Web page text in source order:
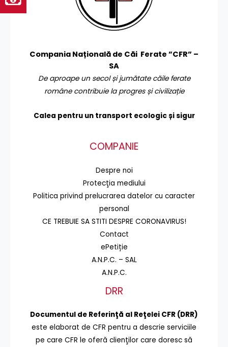
Compania Națională de Căi Ferate ”CFR” –
SA
De aproape un secol și jumătate căile ferate
române contribuie la progres și civilizație
Calea pentru un transport ecologic și sigur
COMPANIE
Despre noi
Protecţia mediului
Politica privind prelucrarea datelor cu caracter
personal
CE TREBUIE SA STITI DESPRE CORONAVIRUS!
Contact
ePetiție
A.N.P.C. – SAL
A.N.P.C.
DRR
Documentul de Referinţă al Reţelei CFR (DRR)
este elaborat de CFR pentru a descrie serviciile
pe care CFR le oferă clienţilor care doresc să